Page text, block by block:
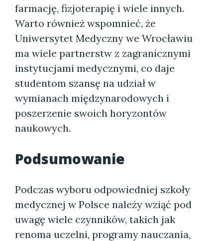
farmację, fizjoterapię i wiele innych.
Warto również wspomnieć, że
Uniwersytet Medyczny we Wrocławiu
ma wiele partnerstw z zagranicznymi
instytucjami medycznymi, co daje
studentom szansę na udział w
wymianach międzynarodowych i
poszerzenie swoich horyzontów
naukowych.
Podsumowanie
Podczas wyboru odpowiedniej szkoły
medycznej w Polsce należy wziąć pod
uwagę wiele czynników, takich jak
renoma uczelni, programy nauczania,